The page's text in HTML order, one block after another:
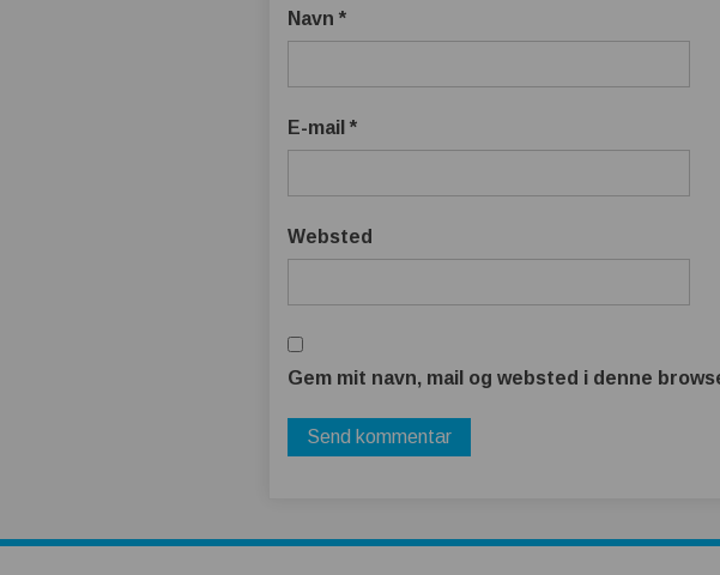
Navn*
E-mail*
Websted
Gem mit navn, mail og websted i denne